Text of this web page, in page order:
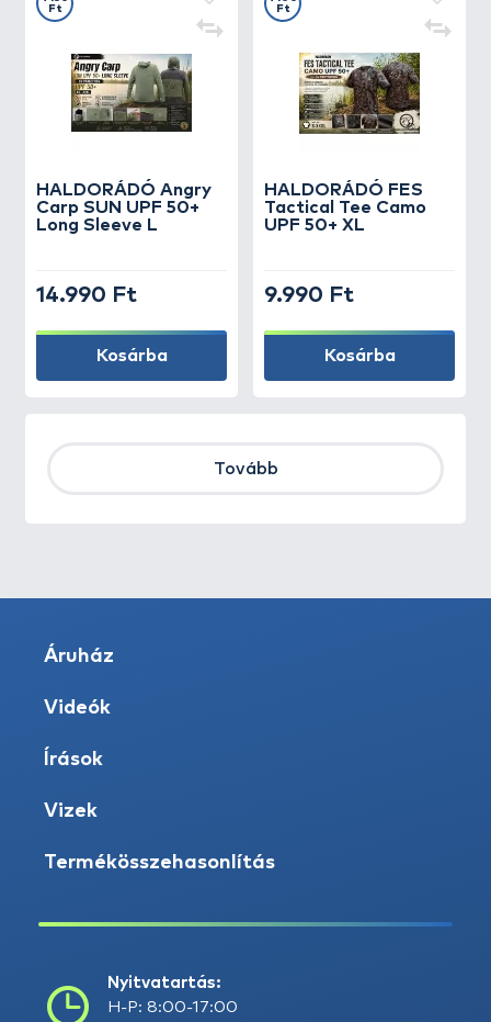
HALDORÁDÓ Angry
Carp SUN UPF 50+
Long Sleeve L
Ft
14.990 Ft
Kosárba
HALDORÁDÓ FES
Tactical Tee Camo
UPF 50+ XL
Ft
9.990 Ft
Kosárba
Tovább
Áruház
Videók
Írások
Vizek
Termékösszehasonlítás
Nyitvatartás:
H-P: 8:00-17:00